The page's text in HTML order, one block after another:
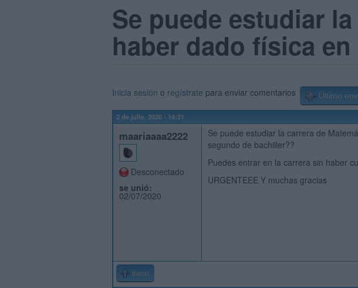
Se puede estudiar
haber dado física
Inicia sesión o regístrate para enviar comentarios Último
2 de julio, 2020 - 14:21
maariaaaa2222
Desconectado
se unió:
02/07/2020
Se puede estudiar la carrera de
segundo de bachiller??
Puedes entrar en la carrera sin haber
URGENTEEE Y muchas gracias
Inicio